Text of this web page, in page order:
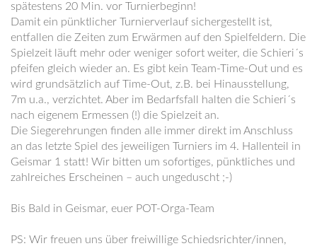
spätestens 20 Min. vor Turnierbeginn!
Damit ein pünktlicher Turnierverlauf sichergestellt ist,
entfallen die Zeiten zum Erwärmen auf den Spielfeldern. Die
Spielzeit läuft mehr oder weniger sofort weiter, die Schieri´s
pfeifen gleich wieder an. Es gibt kein Team-Time-Out und es
wird grundsätzlich auf Time-Out, z.B. bei Hinausstellung,
7m u.a., verzichtet. Aber im Bedarfsfall halten die Schieri´s
nach eigenem Ermessen (!) die Spielzeit an.
Die Siegerehrungen finden alle immer direkt im Anschluss
an das letzte Spiel des jeweiligen Turniers im 4. Hallenteil in
Geismar 1 statt! Wir bitten um sofortiges, pünktliches und
zahlreiches Erscheinen – auch ungeduscht ;-)
Bis Bald in Geismar, euer POT-Orga-Team
PS: Wir freuen uns über freiwillige Schiedsrichter/innen,